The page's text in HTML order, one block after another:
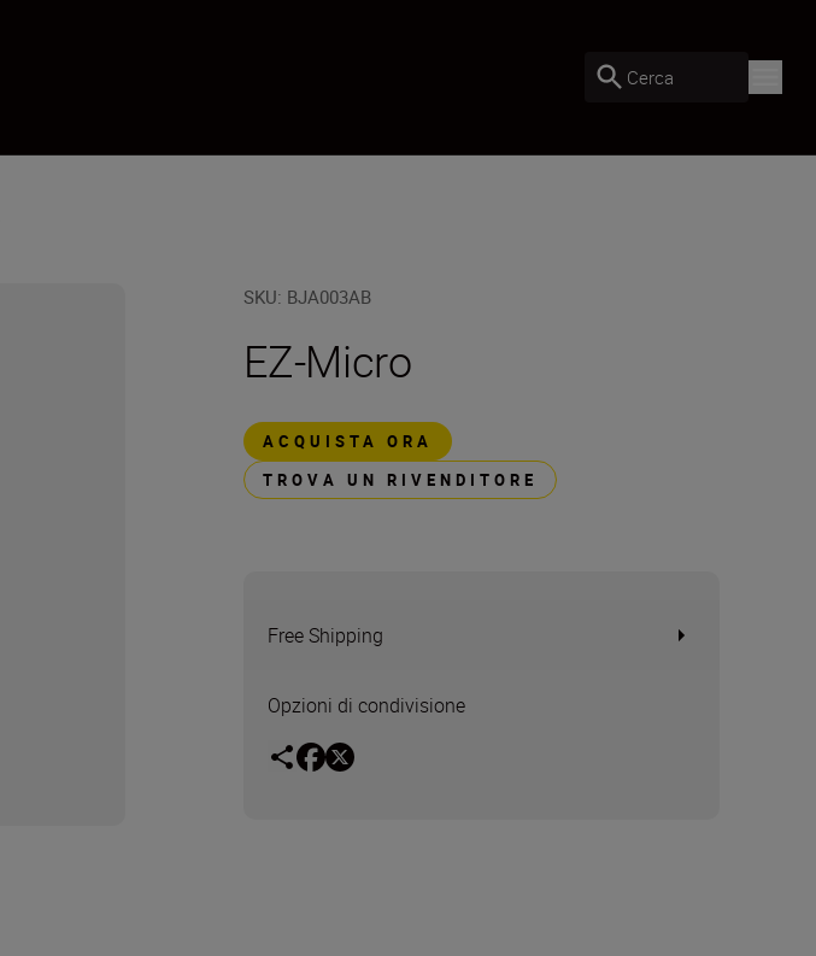
Cerca
SKU: BJA003AB
EZ-Micro
ACQUISTA ORA
TROVA UN RIVENDITORE
Free Shipping
Opzioni di condivisione